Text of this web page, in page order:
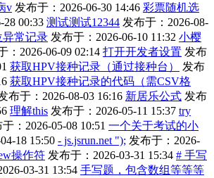
v 发布于：2026-06-30 14:46 彩票随机选
28 00:33 测试测试12344 发布于：2026-08-
异常记录 发布于：2026-06-10 11:32 小樱
：2026-06-09 02:14 打开开发者设置 发布
获取HPV接种记录（通过接种台）
发布
获取HPV接种记录的代码（需CSV格
布于：2026-08-03 16:16 新居乐公式 发布
理解this 发布于：2026-05-11 15:37 try
：2026-05-08 10:51 一个关于考试的小
18 15:50 - js.jsrun.net "); 发布于：2026-
操作符 发布于：2026-03-31 15:34 # 手写
03-31 13:54 手写题，包含数组等等等